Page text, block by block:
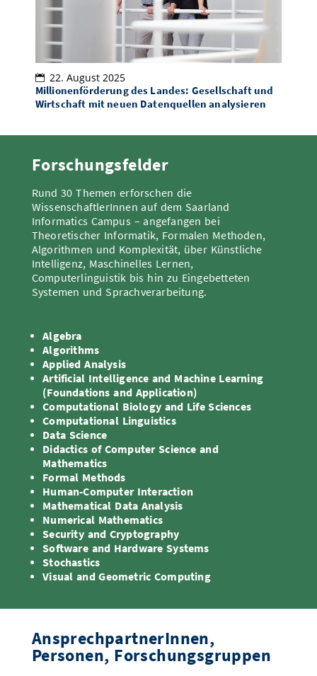
22. August 2025
Millionenförderung des Landes: Gesellschaft und
Wirtschaft mit neuen Datenquellen analysieren
Forschungsfelder
Rund 30 Themen erforschen die
WissenschaftlerInnen auf dem Saarland
Informatics Campus – angefangen bei
Theoretischer Informatik, Formalen Methoden,
Algorithmen und Komplexität, über Künstliche
Intelligenz, Maschinelles Lernen,
Computerlinguistik bis hin zu Eingebetteten
Systemen und Sprachverarbeitung.
Algebra
Algorithms
Applied Analysis
Artificial Intelligence and Machine Learning
(Foundations and Application)
Computational Biology and Life Sciences
Computational Linguistics
Data Science
Didactics of Computer Science and
Mathematics
Formal Methods
Human-Computer Interaction
Mathematical Data Analysis
Numerical Mathematics
Security and Cryptography
Software and Hardware Systems
Stochastics
Visual and Geometric Computing
AnsprechpartnerInnen,
Personen, Forschungsgruppen